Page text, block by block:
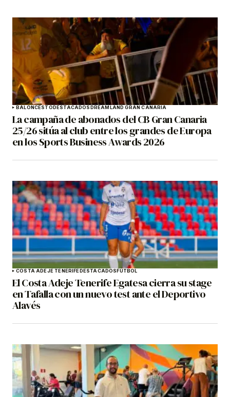
BALONCESTODESTACADOSDREAMLAND GRAN CANARIA
La campaña de abonados del CB Gran Canaria
25/26 sitúa al club entre los grandes de Europa
en los Sports Business Awards 2026
COSTA ADEJE TENERIFEDESTACADOSFÚTBOL
El Costa Adeje Tenerife Egatesa cierra su stage
en Tafalla con un nuevo test ante el Deportivo
Alavés